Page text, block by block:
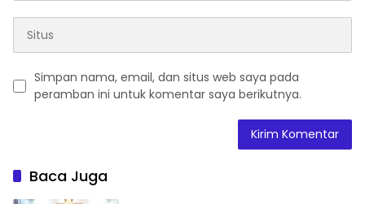
Simpan nama, email, dan situs web saya pada
peramban ini untuk komentar saya berikutnya.
Baca Juga